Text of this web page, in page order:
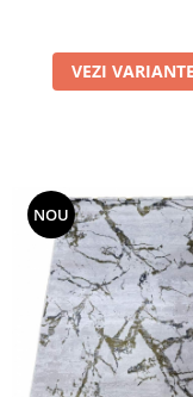
VEZI VARIANTE
NOU